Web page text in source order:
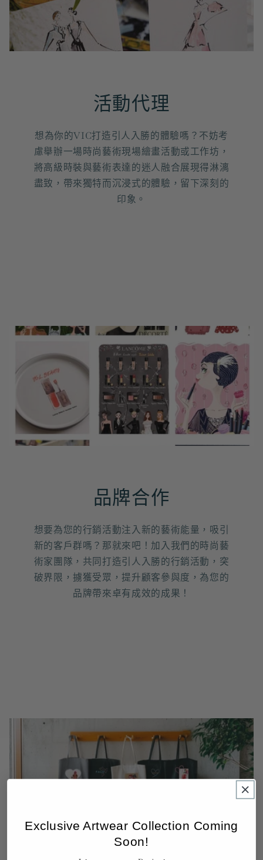
活動代理
想為你的VIC打造引人入勝的體驗嗎？不妨考
慮舉辦一場時尚藝術現場繪畫活動或工作坊，
將高級時裝與藝術表達的迷人融合展現得淋漓
盡致，帶來獨特而沉浸式的體驗，留下深刻的
印象。
品牌合作
想要為您的行銷活動注入新的藝術能量，吸引
新的客戶群嗎？那就來吧！加入我們的時尚藝
術家團隊，共同打造引人入勝的行銷活動，突
破界限，擄獲受眾，提升顧客參與度，為您的
品牌帶來卓有成效的成果！
Exclusive Artwear Collection Coming
Soon!